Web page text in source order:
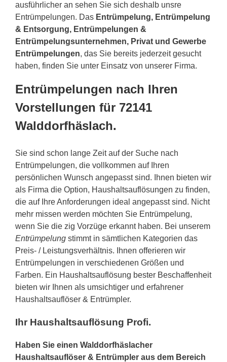
ausführlicher an sehen Sie sich deshalb unsre
Entrümpelungen. Das Entrümpelung, Entrümpelung
& Entsorgung, Entrümpelungen &
Entrümpelungsunternehmen, Privat und Gewerbe
Entrümpelungen, das Sie bereits jederzeit gesucht
haben, finden Sie unter Einsatz von unserer Firma.
Entrümpelungen nach Ihren
Vorstellungen für 72141
Walddorfhäslach.
Sie sind schon lange Zeit auf der Suche nach
Entrümpelungen, die vollkommen auf Ihren
persönlichen Wunsch angepasst sind. Ihnen bieten wir
als Firma die Option, Haushaltsauflösungen zu finden,
die auf Ihre Anforderungen ideal angepasst sind. Nicht
mehr missen werden möchten Sie Entrümpelung,
wenn Sie die zig Vorzüge erkannt haben. Bei unserem
Entrümpelung stimmt in sämtlichen Kategorien das
Preis- / Leistungsverhältnis. Ihnen offerieren wir
Entrümpelungen in verschiedenen Größen und
Farben. Ein Haushaltsauflösung bester Beschaffenheit
bieten wir Ihnen als umsichtiger und erfahrener
Haushaltsauflöser & Entrümpler.
Ihr Haushaltsauflösung Profi.
Haben Sie einen Walddorfhäslacher
Haushaltsauflöser & Entrümpler aus dem Bereich